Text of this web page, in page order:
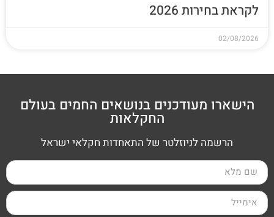
לקראת בחירות 2026
02/08/2026
הישארו מעודכנים בנושאים החמים בעולם
החקלאות
הרשמה לניוזלטר של התאחדות חקלאי ישראל